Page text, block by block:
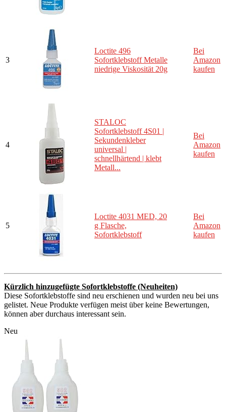
3
Loctite 496
Sofortklebstoff Metalle
niedrige Viskosität 20g
Bei
Amazon
kaufen
4
STALOC
Sofortklebstoff 4S01 |
Sekundenkleber
universal |
schnellhärtend | klebt
Metall...
Bei
Amazon
kaufen
5
Loctite 4031 MED, 20
g Flasche,
Sofortklebstoff
Bei
Amazon
kaufen
Kürzlich hinzugefügte Sofortklebstoffe (Neuheiten)
Diese Sofortklebstoffe sind neu erschienen und wurden neu bei uns
gelistet. Neue Produkte verfügen meist über keine Bewertungen,
können aber durchaus interessant sein.
Neu